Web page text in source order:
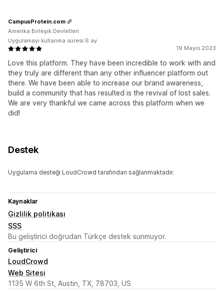
19 Mayıs 2023
Love this platform. They have been incredible to work with and
they truly are different than any other influencer platform out
there. We have been able to increase our brand awareness,
build a community that has resulted is the revival of lost sales.
We are very thankful we came across this platform when we
did!
CampusProtein.com
Amerika Birleşik Devletleri
Uygulamayı kullanma süresi:6 ay
Destek
Uygulama desteği LoudCrowd tarafından sağlanmaktadır.
Kaynaklar
Gizlilik politikası
SSS
Bu geliştirici doğrudan Türkçe destek sunmuyor.
Geliştirici
LoudCrowd
Web Sitesi
1135 W 6th St, Austin, TX, 78703, US